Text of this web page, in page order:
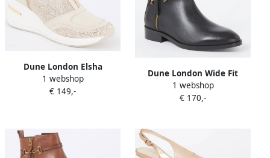
Dune London Elsha
sneakerwedge van leer met
strass
1 webshop
€ 149,-
Dune London Wide Fit
Parklyn enkellaarsje van
leer met horsebit
1 webshop
€ 170,-